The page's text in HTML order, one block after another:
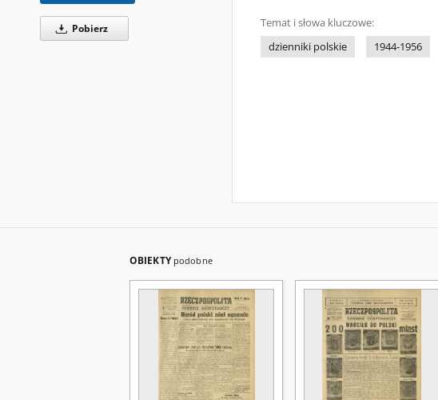
Pobierz
Temat i słowa kluczowe:
dzienniki polskie
1944-1956
OBIEKTY podobne